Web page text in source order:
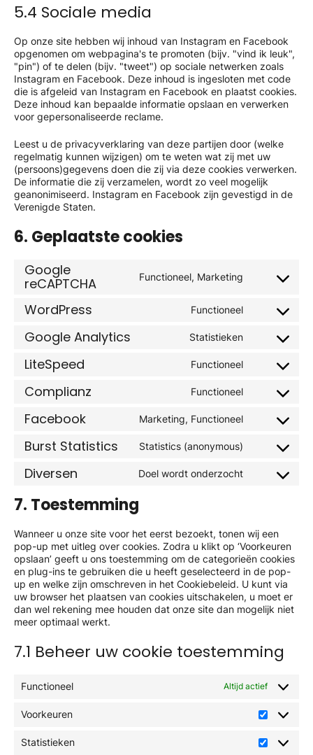
5.4 Sociale media
Op onze site hebben wij inhoud van Instagram en Facebook
opgenomen om webpagina's te promoten (bijv. "vind ik leuk",
"pin") of te delen (bijv. "tweet") op sociale netwerken zoals
Instagram en Facebook. Deze inhoud is ingesloten met code
die is afgeleid van Instagram en Facebook en plaatst cookies.
Deze inhoud kan bepaalde informatie opslaan en verwerken
voor gepersonaliseerde reclame.
Leest u de privacyverklaring van deze partijen door (welke
regelmatig kunnen wijzigen) om te weten wat zij met uw
(persoons)gegevens doen die zij via deze cookies verwerken.
De informatie die zij verzamelen, wordt zo veel mogelijk
geanonimiseerd. Instagram en Facebook zijn gevestigd in de
Verenigde Staten.
6. Geplaatste cookies
Google
reCAPTCHA
Functioneel, Marketing
Consent
service
recaptcha
WordPress Functioneel
Consent
service
Google Analytics Statistieken
Consent
service
analytics
LiteSpeed Functioneel
Consent
service
Complianz Functioneel
Consent
service
Facebook Marketing, Functioneel
Consent
service
Burst Statistics Statistics (anonymous)
Consent
service
Diversen Doel wordt onderzocht
Consent
7. Toestemming
Wanneer u onze site voor het eerst bezoekt, tonen wij een
pop-up met uitleg over cookies. Zodra u klikt op ‘Voorkeuren
opslaan’ geeft u ons toestemming om de categorieën cookies
en plug-ins te gebruiken die u heeft geselecteerd in de pop-
up en welke zijn omschreven in het Cookiebeleid. U kunt via
uw browser het plaatsen van cookies uitschakelen, u moet er
dan wel rekening mee houden dat onze site dan mogelijk niet
meer optimaal werkt.
7.1 Beheer uw cookie toestemming
Functioneel Altijd actief
Voorkeuren
Statistieken